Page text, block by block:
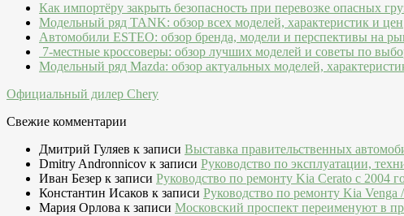
Как импортёру закрыть безопасность при перевозке опасных
Модельный ряд TANK: обзор всех моделей, характеристик и цен
Автомобили ESTEO: обзор бренда, модели и перспективы на
7-местные кроссоверы: обзор лучших моделей и советы по
Модельный ряд Mazda: обзор актуальных моделей,
Официальный дилер Chery
Свежие комментарии
Дмитрий Гуляев к записи Выставка правительственных
Dmitry Andronnicov к записи Руководство по эксплуатации,
Иван Безер к записи Руководство по ремонту Kia Cerato c 2004
Константин Исаков к записи Руководство по ремонту Kia Venga
Мария Орлова к записи Московский проспект переименуют в